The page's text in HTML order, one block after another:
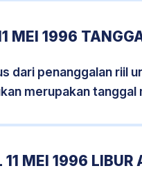
MEI 1996
dari penanggalan riil
merupakan tanggal
11 MEI 1996 LIBUR